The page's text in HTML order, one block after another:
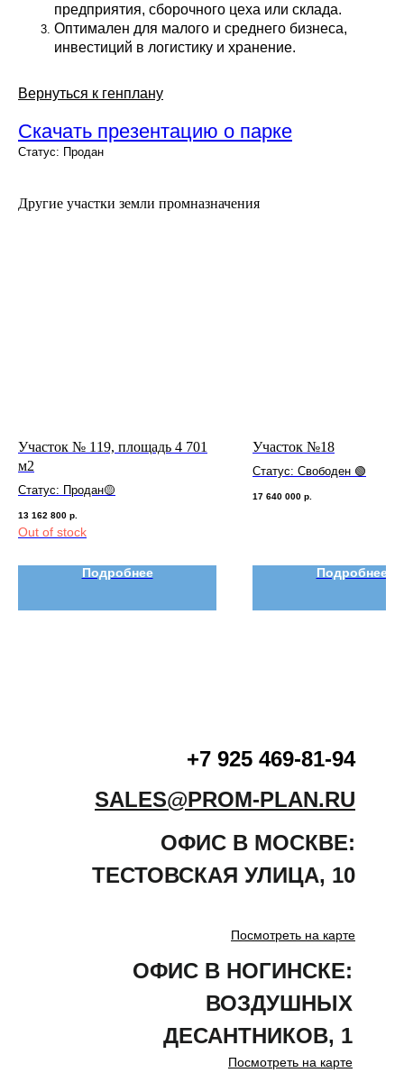
предприятия, сборочного цеха или склада.
Оптимален для малого и среднего бизнеса,
инвестиций в логистику и хранение.
Вернуться к генплану
Скачать презентацию о парке
Статус: Продан
Другие участки земли промназначения
Участок № 119, площадь 4 701
м2
Статус: Продан🟡
13 162 800 р.
Out of stock
Подробнее
Участок №18
Статус: Свободен 🟢
17 640 000 р.
Подробнее
+7 925 469-81-94
SALES@PROM-PLAN.RU
ОФИС В МОСКВЕ:
ТЕСТОВСКАЯ УЛИЦА, 10
ОФИС В НОГИНСКЕ:
ВОЗДУШНЫХ
ДЕСАНТНИКОВ, 1
Посмотреть на карте
Посмотреть на карте